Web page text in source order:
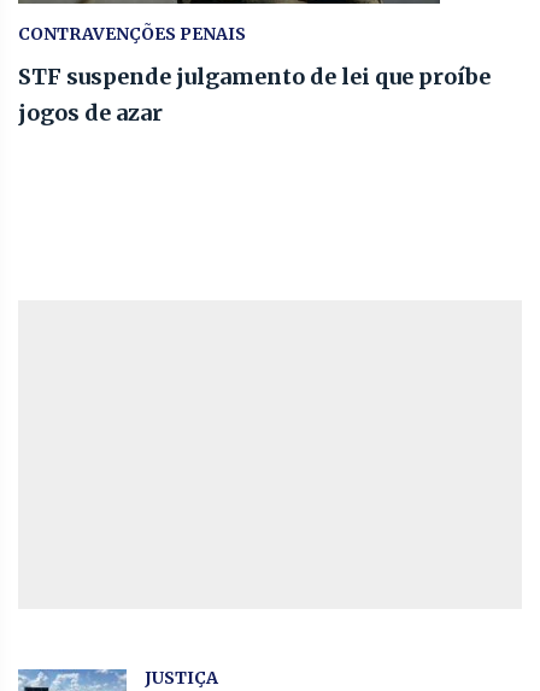
CONTRAVENÇÕES PENAIS
STF suspende julgamento de lei que proíbe
jogos de azar
JUSTIÇA